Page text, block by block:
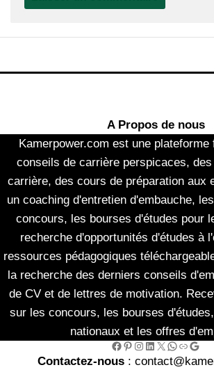
A Propos de nous
Kamerpower.com est une plateforme
conseils de carrière perspicaces,
carrière, des cours de préparation aux
un coaching d'entretien d'embauche,
concours, les bourses d'études pour
recherche d'opportunités d'études à
ressources pédagogiques
la recherche des derniers conseils
de CV et de lettres de motivation.
sur les concours, les bourses
nationaux et les offres
Facebook Pinterest InstagramLinkedIn X WhatsApp Link Google
Contactez-nous :